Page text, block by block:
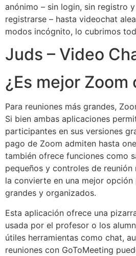
anónimo – sin login, sin registro
registrarse – hasta videochat
modos incógnito, lo cubrimos
Juds – Video
¿Es mejor Zoom
Para reuniones más grandes,
Si bien ambas aplicaciones
participantes en sus versiones
pago de Zoom admiten hasta
también ofrece funciones como
pequeños y controles de reunión
la convierte en una mejor opción
grandes y organizados.
Esta aplicación ofrece una
usada por el profesor o los
útiles herramientas como chat,
reuniones con GoToMeeting